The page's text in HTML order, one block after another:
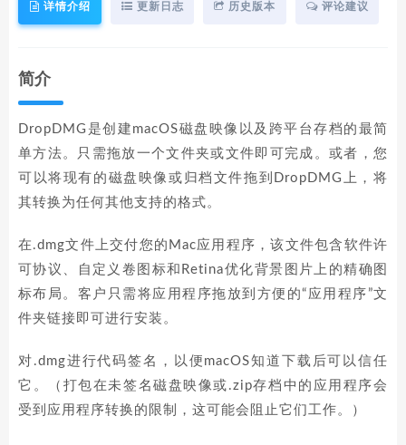
详情介绍 更新日志 历史版本 评论建议
简介
DropDMG是创建macOS磁盘映像以及跨平台存档的最简
单方法。只需拖放一个文件夹或文件即可完成。或者，您
可以将现有的磁盘映像或归档文件拖到DropDMG上，将
其转换为任何其他支持的格式。
在.dmg文件上交付您的Mac应用程序，该文件包含软件许
可协议、自定义卷图标和Retina优化背景图片上的精确图
标布局。客户只需将应用程序拖放到方便的“应用程序”文
件夹链接即可进行安装。
对.dmg进行代码签名，以便macOS知道下载后可以信任
它。（打包在未签名磁盘映像或.zip存档中的应用程序会
受到应用程序转换的限制，这可能会阻止它们工作。）